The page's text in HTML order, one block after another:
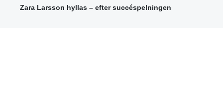
Zara Larsson hyllas – efter succéspelningen